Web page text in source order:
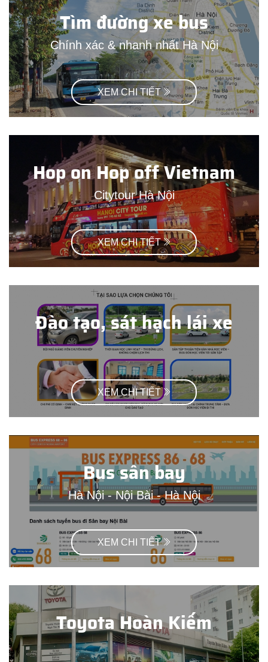
Tìm đường xe bus
Chính xác & nhanh nhất Hà Nội
XEM CHI TIẾT
Hop on Hop off Vietnam
Citytour Hà Nội
XEM CHI TIẾT
Đào tạo, sát hạch lái xe
XEM CHI TIẾT
Bus sân bay
Hà Nội - Nội Bài - Hà Nội
XEM CHI TIẾT
Toyota Hoàn Kiếm